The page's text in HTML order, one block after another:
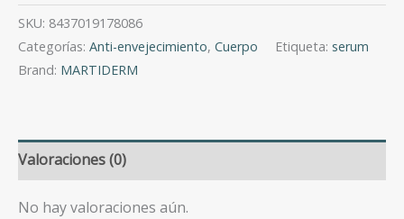
Correct
Serum
50
SKU: 8437019178086
Categorías: Anti-envejecimiento, Cuerpo Etiqueta: serum
Brand: MARTIDERM
Valoraciones (0)
No hay valoraciones aún.